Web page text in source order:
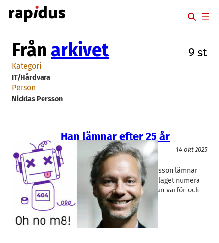
Hoppa
till
Från arkivet 9 st
Kategori
IT/Hårdvara
Person
Nicklas Persson
Han lämnar efter 25 år
14 okt 2025
itm8
Nicklas Persson
Addpro-grundaren Nicklas Persson lämnar
nordiska IT-jätten Itm8 som bolaget numera
ingår i. För Rapidus berättar han varför och
vad han ska göra härnäst.